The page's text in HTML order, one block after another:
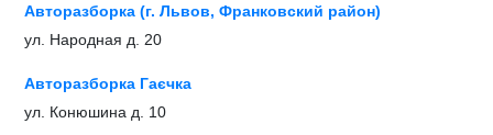
Авторазборка (г. Львов, Франковский район)
ул. Народная д. 20
Авторазборка Гаєчка
ул. Конюшина д. 10